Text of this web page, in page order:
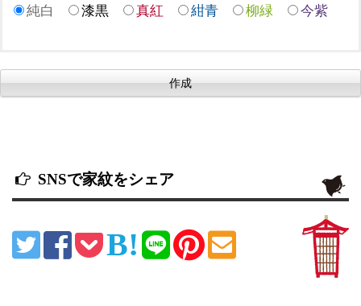
純白 漆黒 真紅 紺青 柳緑 今紫
SNSで家紋をシェア